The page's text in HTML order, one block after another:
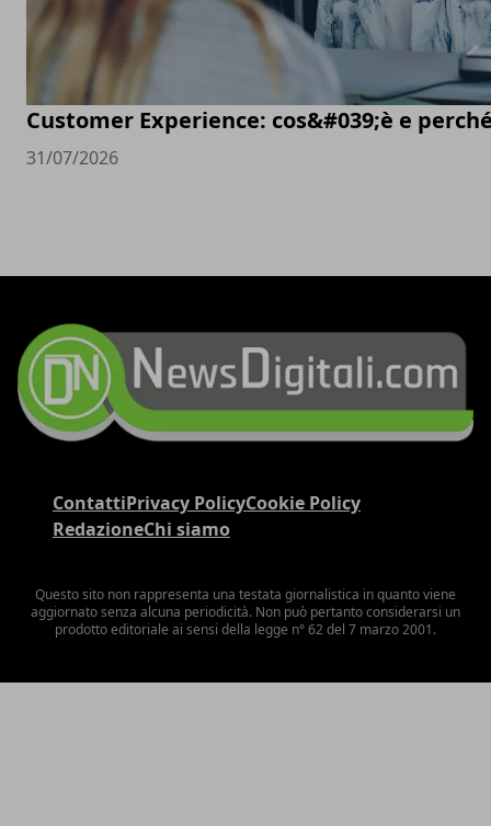
Customer Experience: cos&#039;è e
31/07/2026
ContattiPrivacy PolicyCookie Policy
RedazioneChi siamo
Questo sito non rappresenta una testata giornalistica in quanto viene
aggiornato senza alcuna periodicità. Non può pertanto considerarsi un
prodotto editoriale ai sensi della legge n° 62 del 7 marzo 2001.